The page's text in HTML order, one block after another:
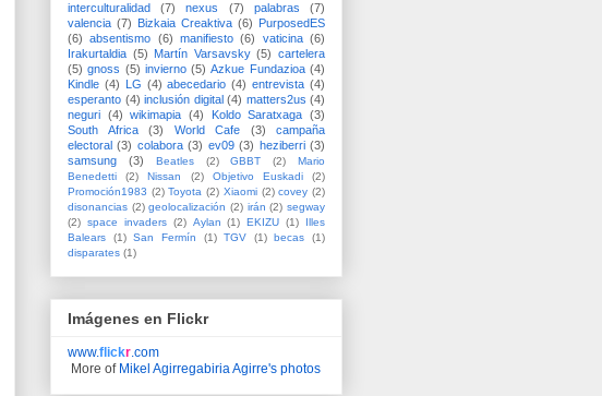
interculturalidad
(7) nexus (7) palabras
(7)
valencia (7) Bizkaia Creaktiva (6) PurposedES
(6)
absentismo (6) manifiesto (6) vaticina (6)
Irakurtaldia (5) Martín Varsavsky (5) cartelera
(5) gnoss (5) invierno (5) Azkue Fundazioa (4)
Kindle (4) LG (4) abecedario (4) entrevista (4)
esperanto (4) inclusión digital (4) matters2us (4)
neguri (4) wikimapia (4) Koldo Saratxaga (3)
South Africa
(3) World Cafe (3)
campaña
electoral (3) colabora (3) ev09 (3) heziberri (3)
samsung
(3) Beatles (2) GBBT (2)
Mario
Benedetti
(2) Nissan (2) Objetivo Euskadi
(2)
Promoción1983 (2) Toyota (2) Xiaomi (2) covey (2)
disonancias (2) geolocalización (2) irán (2) segway
(2) space invaders (2) Aylan (1) EKIZU (1)
Illes
Balears
(1) San Fermín (1) TGV (1) becas
(1)
disparates (1)
Imágenes en Flickr
www.flickr .com
More of Mikel Agirregabiria Agirre's photos